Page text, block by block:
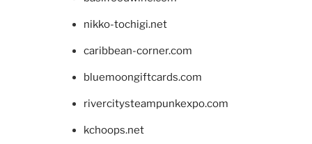
nikko-tochigi.net
caribbean-corner.com
bluemoongiftcards.com
rivercitysteampunkexpo.com
kchoops.net